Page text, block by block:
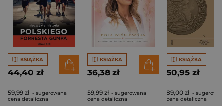
KSIĄŻKA
44,40 zł
59,99 zł - sugerowana
cena detaliczna
KSIĄŻKA
36,38 zł
59,99 zł - sugerowana
cena detaliczna
KSIĄŻKA
50,95 zł
89,00 zł -
cena detaliczna